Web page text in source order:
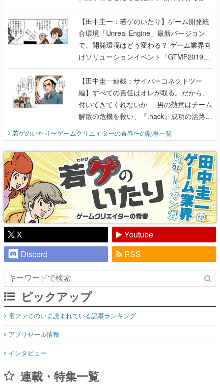
のいたり】
【田中圭一：若ゲのいたり】ゲーム開発統
合環境「Unreal Engine」最新バージョン
で、開発環境はどう変わる？ ゲーム業界向
けソリューションイベント「GTMF2019」
に行って、より理解を深めよう【PR】
【田中圭一連載：サイバーコネクトツー
編】すべての責任はオレが取る。だから、
付いてきてくれないか──男の熱意はチーム
解散の危機を救い、『.hack』成功の活路を
開く。業界の快男児・松山 洋に流れる血は
『少年ジャンプ』色だった【若ゲのいた
り】
若ゲのいたり〜ゲームクリエイターの青春〜の記事一覧
X
Youtube
Discord
RSS
ピックアップ
電ファミのいま読まれている記事ランキング
アプリセール情報
インタビュー
連載・特集一覧